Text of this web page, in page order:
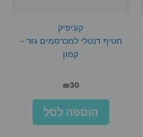
קוניפיק
חטיף דנטלי למכרסמים גזר –
קמון
₪30
הוספה לסל